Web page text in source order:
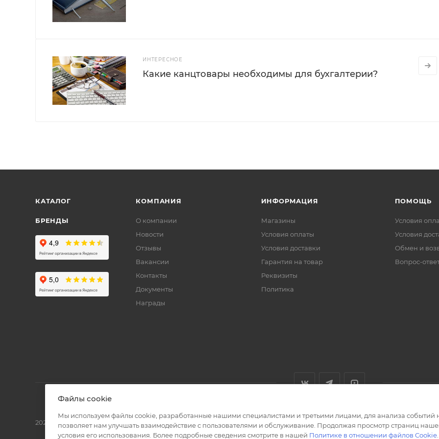
ИНТЕРЕСНОЕ
Какие канцтовары необходимы для бухгалтерии?
КАТАЛОГ
БРЕНДЫ
КОМПАНИЯ
О компании
Новости
Отзывы
Вакансии
Контакты
Документы
Награды
ИНФОРМАЦИЯ
Магазины
Условия оплаты
Условия доставки
Гарантия на товар
Реквизиты
Политика
ПОМОЩЬ
Условия
Условия
Обмен и
Вопрос-
2026 © Полиграф кит - интернет-магазин
Файлы cookie
Мы используем файлы cookie, разработанные нашими специалистами и третьими лицами, для анализа событий
позволяет нам улучшать взаимодействие с пользователями и обслуживание. Продолжая просмотр страниц
условия его использования. Более подробные сведения смотрите в нашей Политике в отношении файлов Cookie